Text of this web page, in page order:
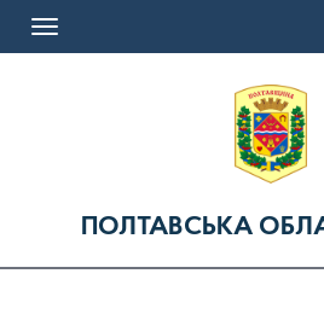
Toggle
ПОЛТАВСЬКА